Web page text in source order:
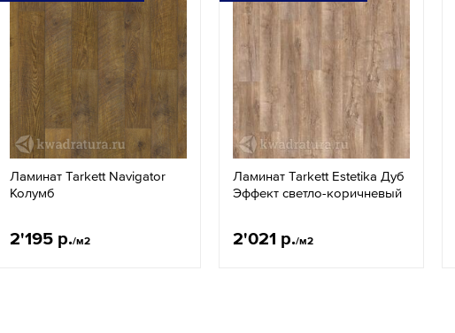
Ламинат Tarkett Navigator
Колумб
2'195 р./м2
Ламинат Tarkett Estetika Дуб
Эффект светло-коричневый
2'021 р./м2